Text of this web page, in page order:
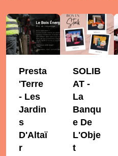
Presta
'Terre
- Les
Jardin
S
D'Altaï
R
SOLIB
AT -
La
Banqu
E De
L'Obje
T